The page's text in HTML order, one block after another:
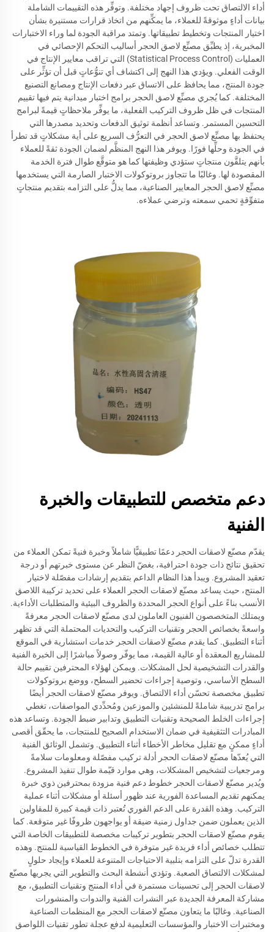
أداء الالتصاق تحت ظروف إجهاد مختلفة. وتوفِّر هذه التقييمات الشاملة
بيانات أداءٍ موثوقةً للعملاء، ما يمكِّنهم من اتخاذ قرارات مستنيرة بشأن
اختيار المنتجات وتخطيط تطبيقاتها. وتمتد مراقبة الجودة لما وراء الاختبارات
المخبرية، إذ يطبِّق مصنِّع لاصق الحجر أساليب التحكم الإحصائي في
العمليات (Statistical Process Control) التي تراقب معايير الإنتاج في
الوقت الفعلي. ويؤدي هذا النهج إلى اكتشاف أي تنوُّعاتٍ قبل أن تؤثِّر على
جودة المنتج، مما يحافظ على الاتساق عبر دفعات الإنتاج ومصانع التصنيع
المختلفة. كما يُجري مصنِّع لاصق الحجر برامج اختبار ميدانية يتم فيها تقييم
المنتجات في ظل ظروف التركيب الفعلية، ما يوفِّر ملاحظاتٍ قيمةً لبرامج
التحسين المستمر. وتساعد أنظمة توثيق الدفعات وتحديد مصدرها التي
يحتفظ بها مصنِّع لاصق الحجر في التعرُّف السريع على أية مشكلاتٍ قد تطرأ
في الجودة وحلِّها فورًا. ويوفر هذا النهج المنظَّم لضمان الجودة ثقةً للعملاء
بأنهم يتلقَّون منتجاتٍ ستؤدي وظيفتها كما هو متوقَّع طوال فترة الخدمة
المقصودة لها. وغالبًا ما تتجاوز بروتوكولات الاختبار الصارمة التي يستخدمها
مصنِّع لاصق الحجر المعايير الصناعية، مما يدلُّ على التزامه بتقديم منتجاتٍ
متفوِّقةٍ تحمي سمعته وترضي عملاءه.
دعم متخصص للتطبيقات والخبرة
الفنية
يقدّم مصنّع لاصقات الحجر دعمًا تطبيقيًّا شاملاً وخبرة فنيةً تمكن العملاء من
تحقيق نتائج ذات جودة احترافية، بغضّ النظر عن مستوى خبرتهم أو درجة
تعقيد المشروع. ويبدأ هذا النظام الداعم بتقديم إرشادات مفصّلة لاختيار
المنتج، حيث يساعد مصنّع لاصقات الحجر العملاء على تحديد تركيبة اللاصق
الأنسب بناءً على أنواع الحجر المحددة والظروف البيئية والمتطلبات الأداءية.
ويمتلك المتخصصون الفنيون العاملون لدى مصنّع لاصقات الحجر معرفةً
واسعةً بخصائص الحجر وتقنيات التركيب والتحديات المحتملة التي قد تظهر
أثناء التطبيق. كما يقدم مصنّع لاصقات الحجر خدمات استشارية في الموقع
للمشاريع المعقدة أو عالية القيمة، مما يوفّر وصولاً مباشرًا إلى الخبرة الفنية
والقدرات التشخيصية لحل المشكلات. ويمكن لهؤلاء المحترفين تقييم حالة
السطح الأساسي، وتوصية إجراءات تحضير السطح، ووضع بروتوكولات
تطبيق مخصصة تحسّن أداء الالتصاق. ويوفر مصنّع لاصقات الحجر أيضًا
برامج تدريبية شاملةً للمنشئين والموزعين ومُحدِّدي المواصفات، تغطي
إجراءات الخلط الصحيحة وتقنيات التطبيق وتدابير ضبط الجودة. وتساعد هذه
المبادرات التثقيفية في ضمان الاستخدام الصحيح للمنتجات، ما يحقّق أقصى
أداءٍ ممكنٍ مع تقليل مخاطر الأخطاء أثناء التطبيق. وتشمل الوثائق الفنية
التي يُعدّها مصنّع لاصقات الحجر أدلة تركيب مفصّلة ومعلومات سلامةً
ومرجعيات لتشخيص المشكلات، وهي موارد قيّمة طوال تنفيذ المشروع.
ويُدير مصنّع لاصقات الحجر خطوط دعم فنية مزودة بمحترفين ذوي خبرة
يمكنهم تقديم المساعدة الفورية عند ظهور أسئلة أو مشكلات أثناء عملية
التركيب. وهذه القدرة على الدعم الفوري تُعتبر ذات قيمة كبيرة للمقاولين
الذين يعملون ضمن جداول زمنية ضيقة أو يواجهون ظروفًا غير متوقعة. كما
يقوم مصنّع لاصقات الحجر بتطوير تركيبات مخصصة للتطبيقات الخاصة التي
تتطلب خصائص أداء فريدة غير متوفرة في الخطوط القياسية للمنتج. وهذه
القدرة تدلّ على التزامه بتلبية الاحتياجات المتنوعة للعملاء وإيجاد حلولٍ
لمشكلات الالتصاق الصعبة. وتؤدي أنشطة البحث والتطوير التي يجريها مصنّع
لاصقات الحجر إلى تحسينات مستمرة في أداء المنتج وتقنيات التطبيق، مع
مشاركة المعرفة الجديدة عبر النشرات الفنية والندوات والمنشورات
الصناعية. وغالبًا ما يتعاون مصنّع لاصقات الحجر مع المنظمات الصناعية
ومختبرات الاختبار والمؤسسات التعليمية لدفع عجلة تطور تقنيات اللواصق